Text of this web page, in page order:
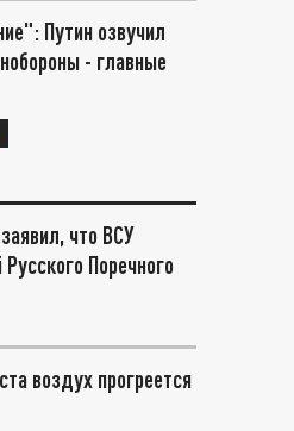
Путин озвучил
- главные
что ВСУ
Поречного
воздух прогреется